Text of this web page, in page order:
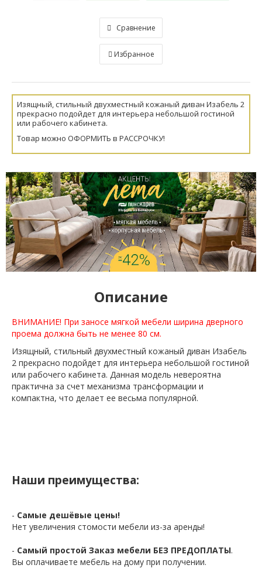
Сравнение
Избранное
Изящный, стильный двухместный кожаный диван Изабель 2
прекрасно подойдет для интерьера небольшой гостиной
или рабочего кабинета.
Товар можно ОФОРМИТЬ в РАССРОЧКУ!
Описание
ВНИМАНИЕ! При заносе мягкой мебели ширина дверного
проема должна быть не менее 80 см.
Изящный, стильный двухместный кожаный диван Изабель
2 прекрасно подойдет для интерьера небольшой гостиной
или рабочего кабинета. Данная модель невероятна
практична за счет механизма трансформации и
компактна, что делает ее весьма популярной.
Наши преимущества:
- Самые дешёвые цены!
Нет увеличения стомости мебели из-за аренды!
- Самый простой Заказ мебели БЕЗ ПРЕДОПЛАТЫ.
Вы оплачиваете мебель на дому при получении.